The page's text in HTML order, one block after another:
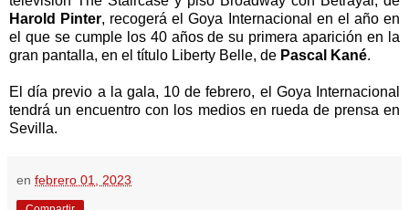
Harold Pinter, recogerá el Goya Internacional en el año en
el que se cumple los 40 años de su primera aparición en la
gran pantalla, en el título Liberty Belle, de Pascal Kané.
El día previo a la gala, 10 de febrero, el Goya Internacional
tendrá un encuentro con los medios en rueda de prensa en
Sevilla.
en febrero 01, 2023